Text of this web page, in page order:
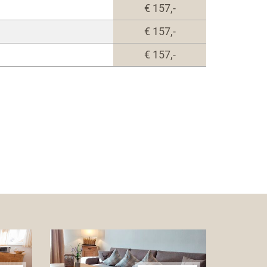
€ 157,-
€ 157,-
€ 157,-